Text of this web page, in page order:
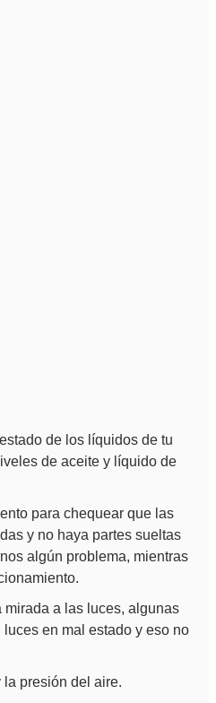
de los líquidos de tu
de aceite y líquido de
para chequear que las
y no haya partes sueltas
algún problema, mientras
mirada a las luces, algunas
en mal estado y eso no
presión del aire.